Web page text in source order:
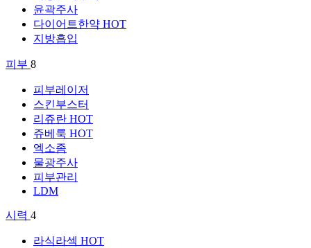
윤곽주사
다이어트한약 HOT
지방흡입
피부 8
피부레이저
스킨부스터
리쥬란 HOT
쥬베룩 HOT
엑소좀
물광주사
피부관리
LDM
시력 4
라식라섹 HOT